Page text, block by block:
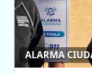
ALARMA